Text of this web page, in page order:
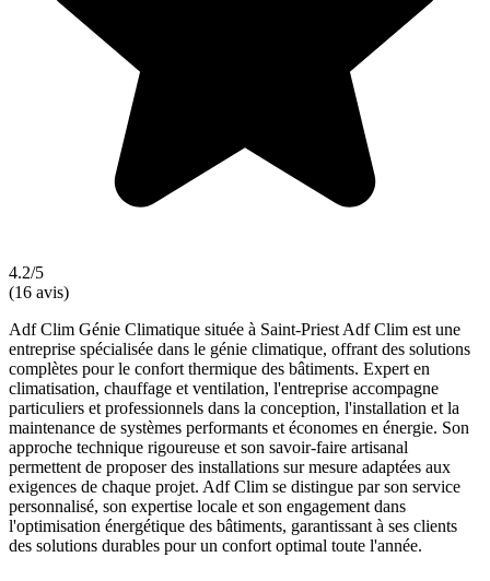
4.2/5
(16 avis)
Adf Clim Génie Climatique située à Saint-Priest Adf Clim est une
entreprise spécialisée dans le génie climatique, offrant des solutions
complètes pour le confort thermique des bâtiments. Expert en
climatisation, chauffage et ventilation, l'entreprise accompagne
particuliers et professionnels dans la conception, l'installation et la
maintenance de systèmes performants et économes en énergie. Son
approche technique rigoureuse et son savoir-faire artisanal
permettent de proposer des installations sur mesure adaptées aux
exigences de chaque projet. Adf Clim se distingue par son service
personnalisé, son expertise locale et son engagement dans
l'optimisation énergétique des bâtiments, garantissant à ses clients
des solutions durables pour un confort optimal toute l'année.